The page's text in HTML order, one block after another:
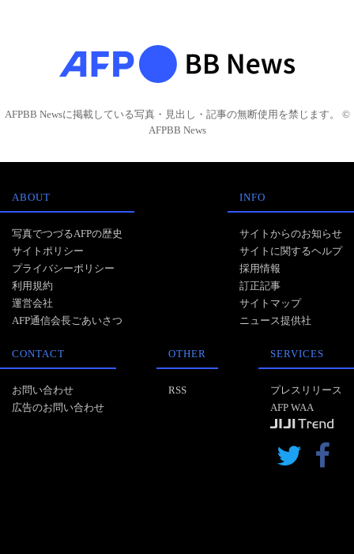
AFPBB Newsに掲載している写真・見出し・記事の無断使用を禁じます。 ©
AFPBB News
ABOUT
写真でつづるAFPの歴史
サイトポリシー
プライバシーポリシー
利用規約
運営会社
AFP通信会長ごあいさつ
INFO
サイトからのお知らせ
サイトに関するヘルプ
採用情報
訂正記事
サイトマップ
ニュース提供社
CONTACT
お問い合わせ
広告のお問い合わせ
OTHER
RSS
SERVICES
プレスリリース
AFP WAA